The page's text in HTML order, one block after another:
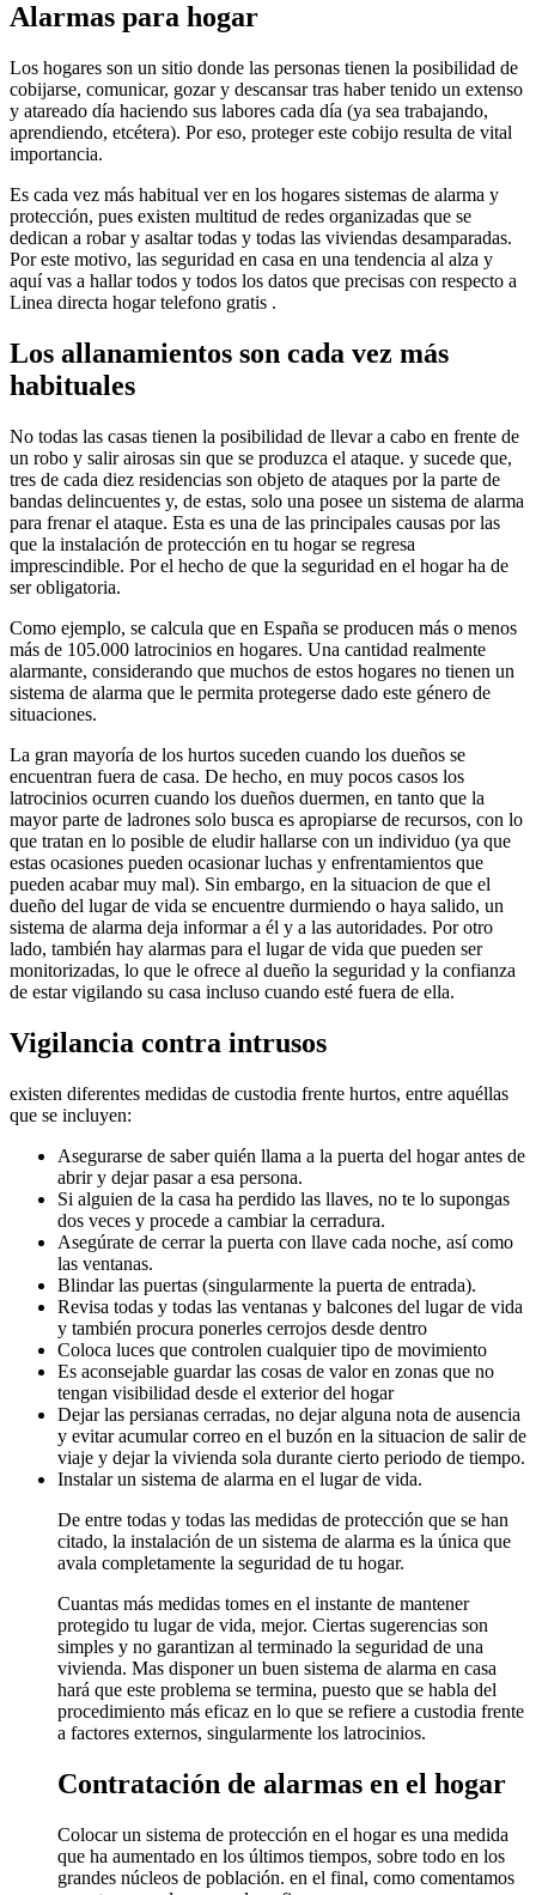
Alarmas para hogar
Los hogares son un sitio donde las personas tienen la posibilidad de
cobijarse, comunicar, gozar y descansar tras haber tenido un extenso
y atareado día haciendo sus labores cada día (ya sea trabajando,
aprendiendo, etcétera). Por eso, proteger este cobijo resulta de vital
importancia.
Es cada vez más habitual ver en los hogares sistemas de alarma y
protección, pues existen multitud de redes organizadas que se
dedican a robar y asaltar todas y todas las viviendas desamparadas.
Por este motivo, las seguridad en casa en una tendencia al alza y
aquí vas a hallar todos y todos los datos que precisas con respecto a
Linea directa hogar telefono gratis .
Los allanamientos son cada vez más
habituales
No todas las casas tienen la posibilidad de llevar a cabo en frente de
un robo y salir airosas sin que se produzca el ataque. y sucede que,
tres de cada diez residencias son objeto de ataques por la parte de
bandas delincuentes y, de estas, solo una posee un sistema de alarma
para frenar el ataque. Esta es una de las principales causas por las
que la instalación de protección en tu hogar se regresa
imprescindible. Por el hecho de que la seguridad en el hogar ha de
ser obligatoria.
Como ejemplo, se calcula que en España se producen más o menos
más de 105.000 latrocinios en hogares. Una cantidad realmente
alarmante, considerando que muchos de estos hogares no tienen un
sistema de alarma que le permita protegerse dado este género de
situaciones.
La gran mayoría de los hurtos suceden cuando los dueños se
encuentran fuera de casa. De hecho, en muy pocos casos los
latrocinios ocurren cuando los dueños duermen, en tanto que la
mayor parte de ladrones solo busca es apropiarse de recursos, con lo
que tratan en lo posible de eludir hallarse con un individuo (ya que
estas ocasiones pueden ocasionar luchas y enfrentamientos que
pueden acabar muy mal). Sin embargo, en la situacion de que el
dueño del lugar de vida se encuentre durmiendo o haya salido, un
sistema de alarma deja informar a él y a las autoridades. Por otro
lado, también hay alarmas para el lugar de vida que pueden ser
monitorizadas, lo que le ofrece al dueño la seguridad y la confianza
de estar vigilando su casa incluso cuando esté fuera de ella.
Vigilancia contra intrusos
existen diferentes medidas de custodia frente hurtos, entre aquéllas
que se incluyen:
Asegurarse de saber quién llama a la puerta del hogar antes de
abrir y dejar pasar a esa persona.
Si alguien de la casa ha perdido las llaves, no te lo supongas
dos veces y procede a cambiar la cerradura.
Asegúrate de cerrar la puerta con llave cada noche, así como
las ventanas.
Blindar las puertas (singularmente la puerta de entrada).
Revisa todas y todas las ventanas y balcones del lugar de vida
y también procura ponerles cerrojos desde dentro
Coloca luces que controlen cualquier tipo de movimiento
Es aconsejable guardar las cosas de valor en zonas que no
tengan visibilidad desde el exterior del hogar
Dejar las persianas cerradas, no dejar alguna nota de ausencia
y evitar acumular correo en el buzón en la situacion de salir de
viaje y dejar la vivienda sola durante cierto periodo de tiempo.
Instalar un sistema de alarma en el lugar de vida.
De entre todas y todas las medidas de protección que se han
citado, la instalación de un sistema de alarma es la única que
avala completamente la seguridad de tu hogar.
Cuantas más medidas tomes en el instante de mantener
protegido tu lugar de vida, mejor. Ciertas sugerencias son
simples y no garantizan al terminado la seguridad de una
vivienda. Mas disponer un buen sistema de alarma en casa
hará que este problema se termina, puesto que se habla del
procedimiento más eficaz en lo que se refiere a custodia frente
a factores externos, singularmente los latrocinios.
Contratación de alarmas en el hogar
Colocar un sistema de protección en el hogar es una medida
que ha aumentado en los últimos tiempos, sobre todo en los
grandes núcleos de población. en el final, como comentamos